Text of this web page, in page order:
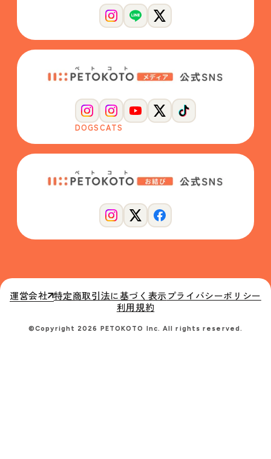
DOGSCATS
運営会社 特定商取引法に基づく表示プライバシーポリシー
利用規約
©Copyright 2026 PETOKOTO Inc. All rights reserved.